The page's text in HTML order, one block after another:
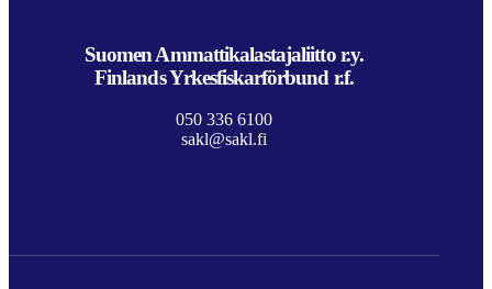
Suomen Ammattikalastajaliitto r.y.
Finlands Yrkesfiskarförbund r.f.
050 336 6100
sakl@sakl.fi